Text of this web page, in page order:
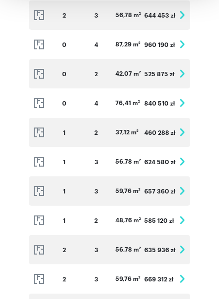
2 3 56,78 m2 644 453 zł
0 4 87,29 m2 960 190 zł
0 2 42,07 m2 525 875 zł
0 4 76,41 m2 840 510 zł
1 2 37,12 m2 460 288 zł
1 3 56,78 m2 624 580 zł
1 3 59,76 m2 657 360 zł
1 2 48,76 m2 585 120 zł
2 3 56,78 m2 635 936 zł
2 3 59,76 m2 669 312 zł